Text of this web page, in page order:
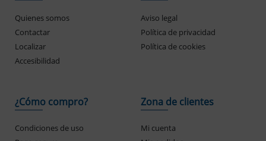
Quienes somos
Contactar
Localizar
Accesibilidad
Aviso legal
Política de privacidad
Política de cookies
¿Cómo compro?
Condiciones de uso
Zona de clientes
Mi cuenta